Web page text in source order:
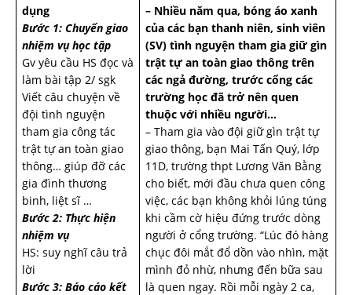
dụng
Bước 1: Chuyển giao
nhiệm vụ học tập
Gv yêu cầu HS đọc và
làm bài tập 2/ sgk
Viết câu chuyện về
đội tình nguyện
tham gia công tác
trật tự an toàn giao
thông… giúp đỡ các
gia đình thương
binh, liệt sĩ …
Bước 2: Thực hiện
nhiệm vụ
HS: suy nghĩ câu trả
lời
Bước 3: Báo cáo kết
– Nhiều năm qua, bóng áo xanh
của các bạn thanh niên, sinh viên
(SV) tình nguyện tham gia giữ gìn
trật tự an toàn giao thông trên
các ngả đường, trước cổng các
trường học đã trở nên quen
thuộc với nhiều người…
– Tham gia vào đội giữ gìn trật tự
giao thông, bạn Mai Tấn Quý, lớp
11D, trường thpt Lương Văn Bằng
cho biết, mới đầu chưa quen công
việc, các bạn không khỏi lúng túng
khi cầm cờ hiệu đứng trước dòng
người ở cổng trường. “Lúc đó hàng
chục đôi mắt đổ dồn vào nhìn, mặt
mình đỏ nhừ, nhưng đến bữa sau
là quen ngay. Rồi mỗi ngày 2 ca,